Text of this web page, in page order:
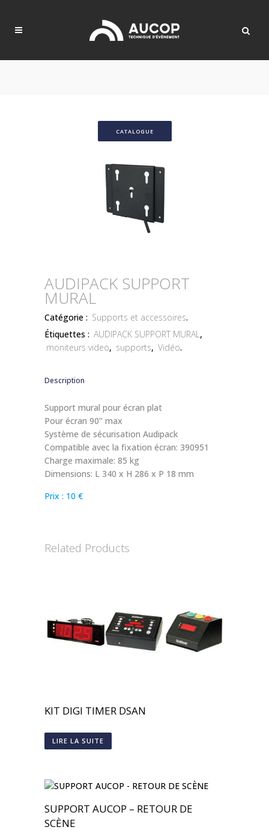
CATALOGUE
AUDIPACK SUPPORT
MURAL
Catégorie : Supports et accessoires.
Étiquettes : AUDIPACK SUPPORT MURAL,
moniteurs video, supports, Vidéo.
Description
Support mural pour écran plat
Pour écran 90’’ max
Système de sécurisation Audipack
Compatible avec la fixation écran: 390951
Charge maximale: 85 kg
Dimensions: L 340 x H 286 x P 18 mm
Prix : 10 €
Related Products
KIT DIGI TIMER DSAN
LIRE LA SUITE
SUPPORT AUCOP – RETOUR DE
SCÈNE